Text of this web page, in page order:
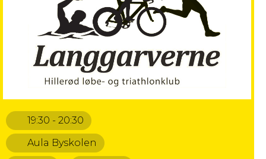
19:30 - 20:30
Aula Byskolen